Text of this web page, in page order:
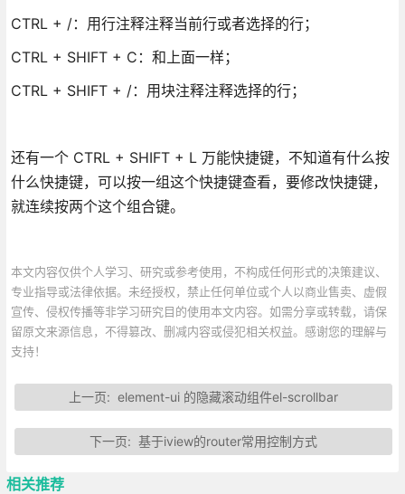
CTRL + /：用行注释注释当前行或者选择的行；
CTRL + SHIFT + C：和上面一样；
CTRL + SHIFT + /：用块注释注释选择的行；
还有一个 CTRL + SHIFT + L 万能快捷键，不知道有什么按
什么快捷键，可以按一组这个快捷键查看，要修改快捷键，
就连续按两个这个组合键。
本文内容仅供个人学习、研究或参考使用，不构成任何形式的决策建议、
专业指导或法律依据。未经授权，禁止任何单位或个人以商业售卖、虚假
宣传、侵权传播等非学习研究目的使用本文内容。如需分享或转载，请保
留原文来源信息，不得篡改、删减内容或侵犯相关权益。感谢您的理解与
支持！
上一页: element-ui 的隐藏滚动组件el-scrollbar
下一页: 基于iview的router常用控制方式
相关推荐